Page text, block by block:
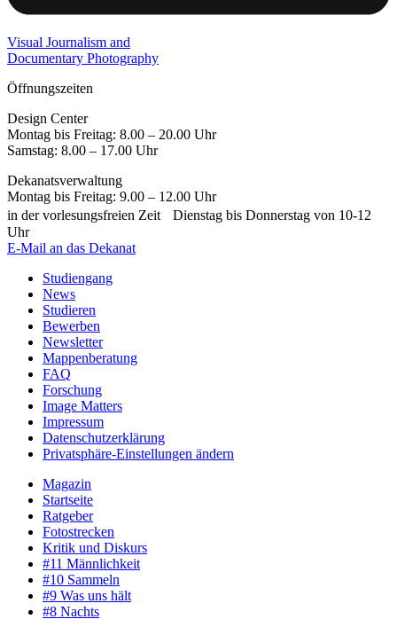
Visual Journalism and
Documentary Photography
Öffnungszeiten
Design Center
Montag bis Freitag: 8.00 – 20.00 Uhr
Samstag: 8.00 – 17.00 Uhr
Dekanatsverwaltung
Montag bis Freitag: 9.00 – 12.00 Uhr
in der vorlesungsfreien Zeit Dienstag bis Donnerstag von 10-12
Uhr
E-Mail an das Dekanat
Studiengang
News
Studieren
Bewerben
Newsletter
Mappenberatung
FAQ
Forschung
Image Matters
Impressum
Datenschutzerklärung
Privatsphäre-Einstellungen ändern
Magazin
Startseite
Ratgeber
Fotostrecken
Kritik und Diskurs
#11 Männlichkeit
#10 Sammeln
#9 Was uns hält
#8 Nachts